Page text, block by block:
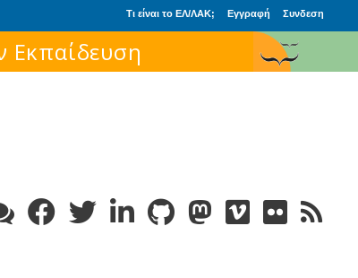
Τι είναι το ΕΛ/ΛΑΚ; Εγγραφή Συνδεση